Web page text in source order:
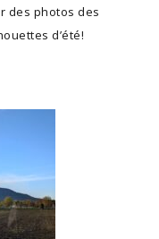
des photos des
d’été!